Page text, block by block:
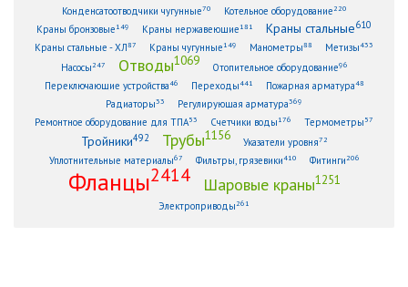
Конденсатоотводчики чугунные70 Котельное оборудование 220
Краны бронзовые149 Краны нержавеющие181 Краны стальные610
Краны стальные - ХЛ87 Краны чугунные149 Манометры88 Метизы433
Насосы 247 Отводы1069 Отопительное оборудование96
Переключающие устройства46 Переходы441 Пожарная арматура48
Радиаторы33 Регулирующая арматура369
Ремонтное оборудование для ТПА53 Счетчики воды176 Термометры 57
Тройники492 Трубы1156 Указатели уровня72
Уплотнительные материалы67 Фильтры, грязевики410 Фитинги 206
Фланцы2414 Шаровые краны1251
Электроприводы 261